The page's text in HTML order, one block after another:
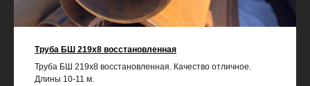
Труба БШ 219х8 восстановленная
Труба БШ 219х8 восстановленная. Качество отличное.
Длины 10-11 м.